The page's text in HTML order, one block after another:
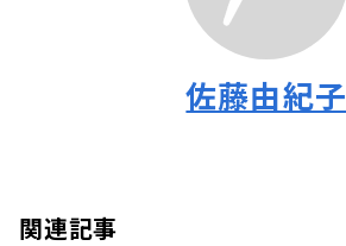
佐藤由紀子
関連記事